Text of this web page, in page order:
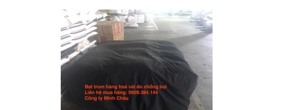
Áo mưa quây vải dù in
logo
Áo mưa full size vải dù